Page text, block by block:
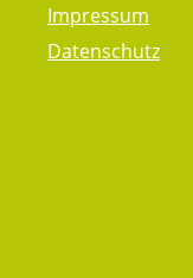
Impressum
Datenschutz